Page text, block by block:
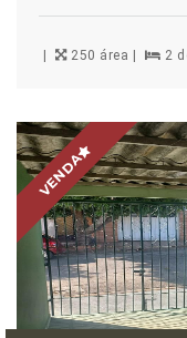
250 área 2
VENDA